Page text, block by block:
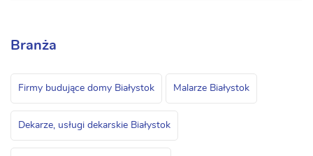
Branża
Firmy budujące domy Białystok Malarze Białystok
Dekarze, usługi dekarskie Białystok